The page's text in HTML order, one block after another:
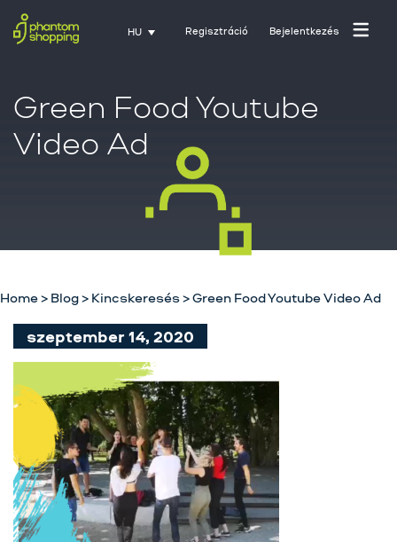
HU Regisztráció Bejelentkezés
Főoldal
Szolgáltatásaink
Karrier
Kapcsolat
Tréning
Green Food Youtube
Video Ad
Home> Blog> Kincskeresés>Green Food Youtube Video Ad
szeptember 14, 2020